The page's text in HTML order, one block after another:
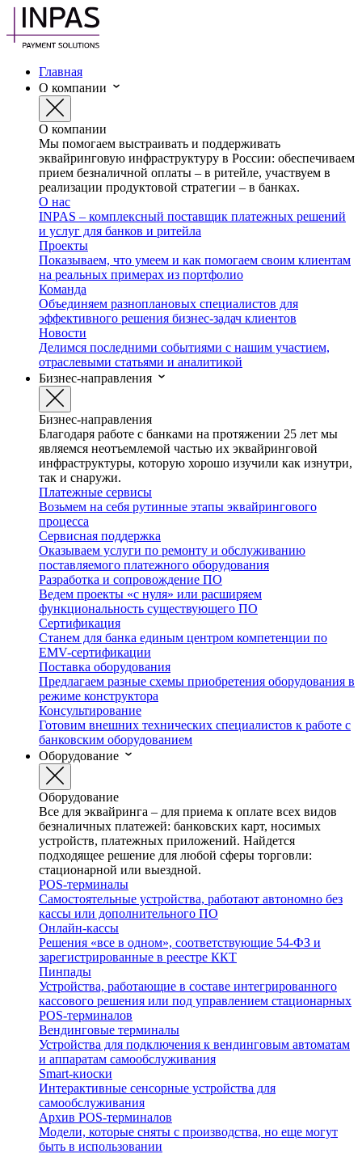
Главная
О компании
О компании
Мы помогаем выстраивать и поддерживать
эквайринговую инфраструктуру в России: обеспечиваем
прием безналичной оплаты – в ритейле, участвуем в
реализации продуктовой стратегии – в банках.
О нас
INPAS – комплексный поставщик платежных решений
и услуг для банков и ритейла
Проекты
Показываем, что умеем и как помогаем своим клиентам
на реальных примерах из портфолио
Команда
Объединяем разноплановых специалистов для
эффективного решения бизнес-задач клиентов
Новости
Делимся последними событиями с нашим участием,
отраслевыми статьями и аналитикой
Бизнес-направления
Бизнес-направления
Благодаря работе с банками на протяжении 25 лет мы
являемся неотъемлемой частью их эквайринговой
инфраструктуры, которую хорошо изучили как изнутри,
так и снаружи.
Платежные сервисы
Возьмем на себя рутинные этапы эквайрингового
процесса
Сервисная поддержка
Оказываем услуги по ремонту и обслуживанию
поставляемого платежного оборудования
Разработка и сопровождение ПО
Ведем проекты «с нуля» или расширяем
функциональность существующего ПО
Сертификация
Станем для банка единым центром компетенции по
EMV-сертификации
Поставка оборудования
Предлагаем разные схемы приобретения оборудования в
режиме конструктора
Консультирование
Готовим внешних технических специалистов к работе с
банковским оборудованием
Оборудование
Оборудование
Все для эквайринга – для приема к оплате всех видов
безналичных платежей: банковских карт, носимых
устройств, платежных приложений. Найдется
подходящее решение для любой сферы торговли:
стационарной или выездной.
POS-терминалы
Самостоятельные устройства, работают автономно без
кассы или дополнительного ПО
Онлайн-кассы
Решения «все в одном», соответствующие 54-ФЗ и
зарегистрированные в реестре ККТ
Пинпады
Устройства, работающие в составе интегрированного
кассового решения или под управлением стационарных
POS-терминалов
Вендинговые терминалы
Устройства для подключения к вендинговым автоматам
и аппаратам самообслуживания
Smart-киоски
Интерактивные сенсорные устройства для
самообслуживания
Архив POS-терминалов
Модели, которые сняты с производства, но еще могут
быть в использовании